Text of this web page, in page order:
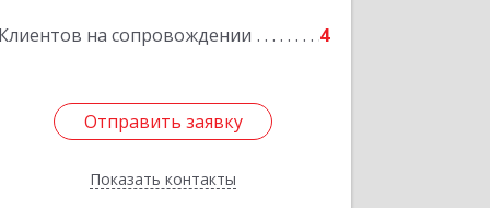
Клиентов на сопровождении 4
Отправить заявку
Показать контакты
Отправить заявку
Назад